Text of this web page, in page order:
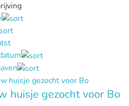
huisje gezocht voor Bo